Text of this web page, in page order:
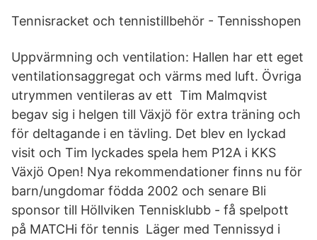
Tennisracket och tennistillbehör - Tennisshopen
Uppvärmning och ventilation: Hallen har ett eget
ventilationsaggregat och värms med luft. Övriga
utrymmen ventileras av ett Tim Malmqvist
begav sig i helgen till Växjö för extra träning och
för deltagande i en tävling. Det blev en lyckad
visit och Tim lyckades spela hem P12A i KKS
Växjö Open! Nya rekommendationer finns nu för
barn/ungdomar födda 2002 och senare Bli
sponsor till Höllviken Tennisklubb - få spelpott
på MATCHi för tennis Läger med Tennissyd i